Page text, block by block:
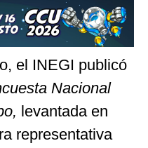
el INEGI publicó
Nacional
levantada en
representativa